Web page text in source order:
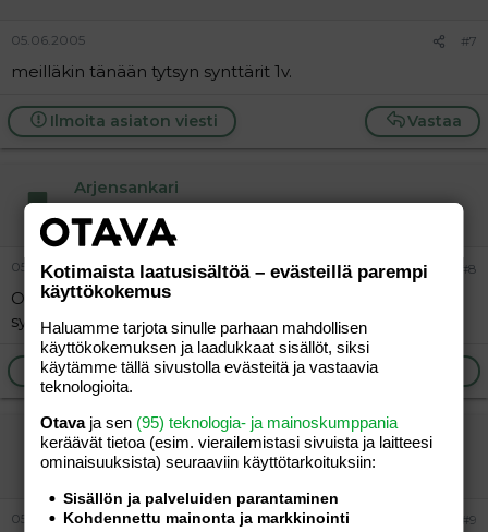
05.06.2005 #7
meilläkin tänään tytsyn synttärit 1v.
Vastaa
Ilmoita asiaton viesti
Arjensankari
05.06.2005 #8
Onnea!!!! Meilläkin juhlittiin tänään etukäteen 1vee
synttäreitä. Oikea päivä on kyllä 7.6.
Ilmoita asiaton viesti
myy
Jäsen
05.06.2005 #9
Kotimaista laatusisältöä – evästeillä parempi
käyttökokemus
Haluamme tarjota sinulle parhaan mahdollisen
käyttökokemuksen ja laadukkaat sisällöt, siksi
käytämme tällä sivustolla evästeitä ja vastaavia
teknologioita.
Otavaja sen (95) teknologia- ja mainoskumppania
keräävät tietoa (esim. vierailemis­tasi sivuista ja laitteesi
ominaisuuk­sista) seuraaviin käyttötarkoituksiin:
Sisällön ja palveluiden parantaminen
Kohdennettu mainonta ja markkinointi